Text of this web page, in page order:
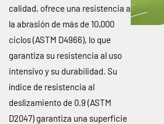
calidad, ofrece una resistencia a
la abrasión de más de 10,000
ciclos (ASTM D4966), lo que
garantiza su resistencia al uso
intensivo y su durabilidad. Su
índice de resistencia al
deslizamiento de 0.9 (ASTM
D2047) garantiza una superficie